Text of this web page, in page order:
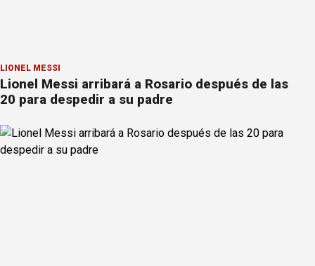
LIONEL MESSI
Lionel Messi arribará a Rosario después de las
20 para despedir a su padre